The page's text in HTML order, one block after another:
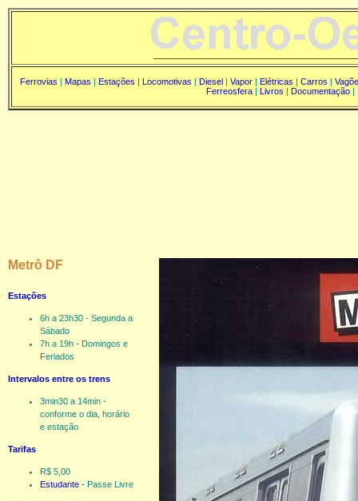
Ferrovias | Mapas | Estações | Locomotivas | Diesel | Vapor | Elétricas | Carros |
Ferreosfera| Livros | Documentação|
Metrô DF
Estações
6h a 23h30 - Segunda a
Sábado
7h a 19h - Domingos e
Feriados
Intervalos entre os trens
3min30 a 14min -
conforme o dia, horário
e estação
Tarifas
R$ 5,00
Estudante - Passe Livre